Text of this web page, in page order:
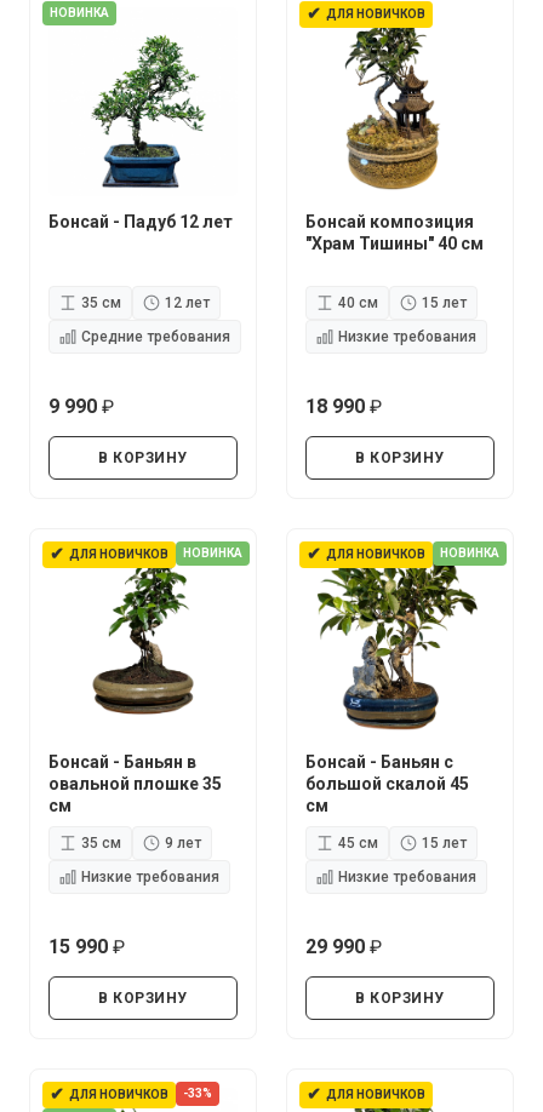
НОВИНКА
Бонсай - Падуб 12 лет
35 см
12 лет
Средние требования
9 990
В КОРЗИНУ
✔ ДЛЯ НОВИЧКОВ
Бонсай композиция
"Храм Тишины" 40 см
40 см
15 лет
Низкие требования
18 990
В КОРЗИНУ
✔ ДЛЯ НОВИЧКОВ НОВИНКА
Бонсай - Баньян в
овальной плошке 35
см
35 см
9 лет
Низкие требования
15 990
В КОРЗИНУ
✔ ДЛЯ НОВИЧКОВ НОВИНКА
Бонсай - Баньян с
большой скалой 45
см
45 см
15 лет
Низкие требования
29 990
В КОРЗИНУ
✔ ДЛЯ НОВИЧКОВ
-33%
✔ ДЛЯ НОВИЧКОВ